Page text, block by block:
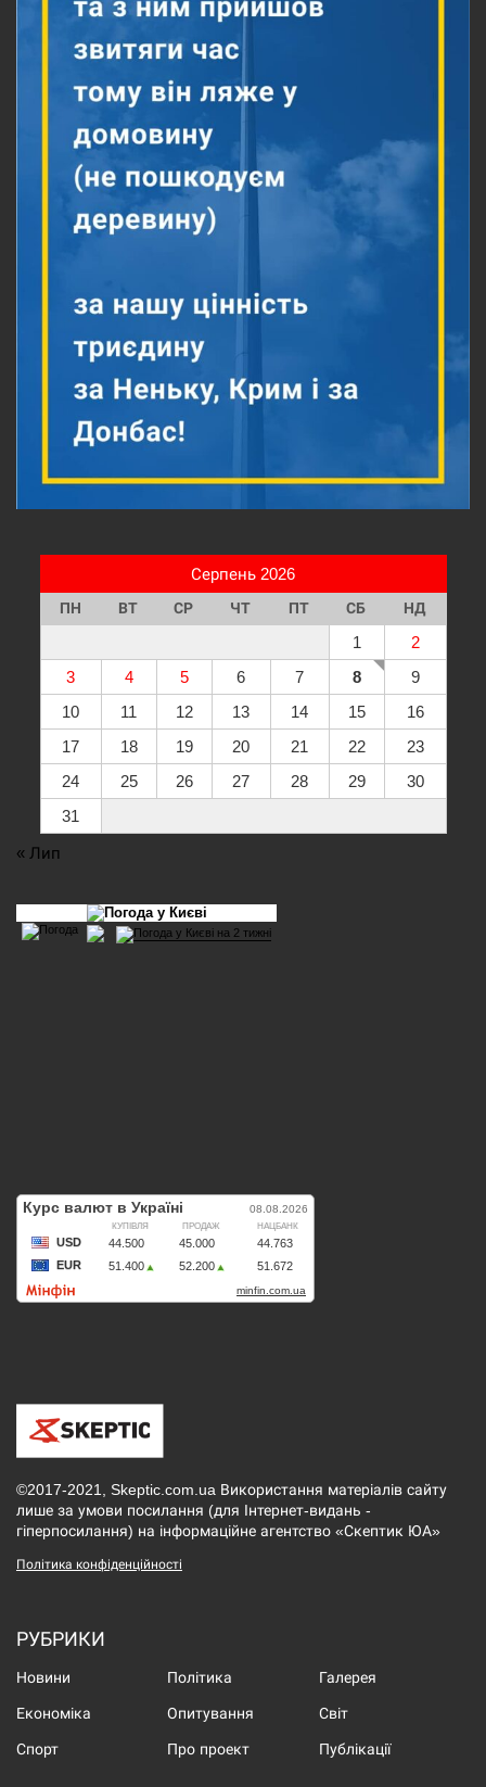
Серпень 2026
ПН ВТ СР ЧТ ПТ СБ НД
1
2
3
4 5 6 7 8
9
10
11 12 13 14 15
16
17
18 19 20 21 22
23
24
25 26 27 28 29
30
31
« Лип
©2017-2021, Skeptic.com.ua Використання матеріалів сайту
лише за умови посилання (для Інтернет-видань -
гіперпосилання) на інформаційне агентство «Скептик ЮА»
Політика конфіденційності
РУБРИКИ
Новини Політика Галерея
Економіка Опитування Світ
Спорт Про проект Публікації